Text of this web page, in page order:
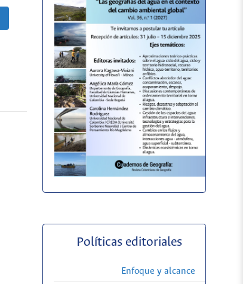
Políticas editoriales
Enfoque y alcance